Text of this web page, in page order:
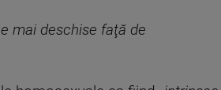
mai deschise faţă de